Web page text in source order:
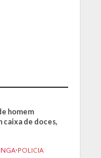
homem
caixa de doces,
•POLICIA